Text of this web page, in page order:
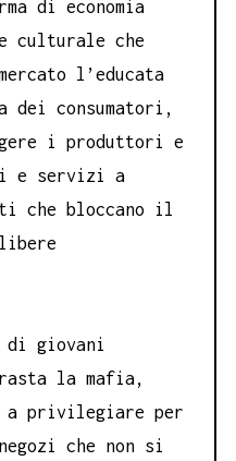
di economia
culturale che
l’educata
dei consumatori,
i produttori e
e servizi a
che bloccano il
di giovani
la mafia,
privilegiare per
che non si